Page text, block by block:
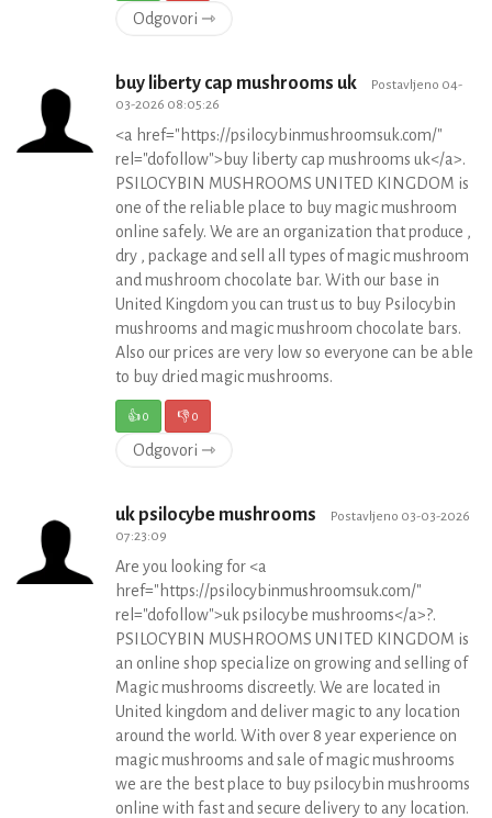
Odgovori ⇾
buy liberty cap mushrooms uk
Postavljeno 04-
03-2026 08:05:26
<a href="https://psilocybinmushroomsuk.com/"
rel="dofollow">buy liberty cap mushrooms uk</a>.
PSILOCYBIN MUSHROOMS UNITED KINGDOM is
one of the reliable place to buy magic mushroom
online safely. We are an organization that produce ,
dry , package and sell all types of magic mushroom
and mushroom chocolate bar. With our base in
United Kingdom you can trust us to buy Psilocybin
mushrooms and magic mushroom chocolate bars.
Also our prices are very low so everyone can be able
to buy dried magic mushrooms.
👍0 👎0
Odgovori ⇾
uk psilocybe mushrooms
Postavljeno 03-03-2026
07:23:09
Are you looking for <a
href="https://psilocybinmushroomsuk.com/"
rel="dofollow">uk psilocybe mushrooms</a>?.
PSILOCYBIN MUSHROOMS UNITED KINGDOM is
an online shop specialize on growing and selling of
Magic mushrooms discreetly. We are located in
United kingdom and deliver magic to any location
around the world. With over 8 year experience on
magic mushrooms and sale of magic mushrooms
we are the best place to buy psilocybin mushrooms
online with fast and secure delivery to any location.